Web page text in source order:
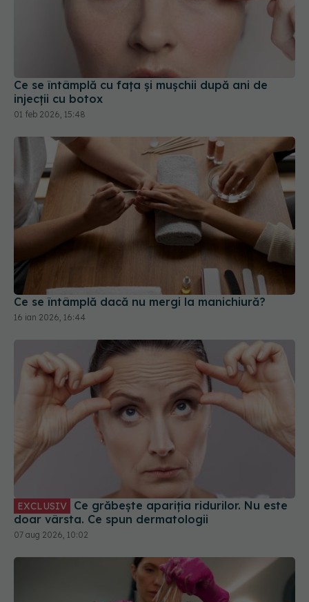
Ce se întâmplă cu fața și mușchii după ani de
Ce se întâmplă dacă nu mergi la manichiură?
16 ian 2026, 16:44
EXCLUSIV
doar vârsta. Ce spun dermatologii
07 aug 2026, 10:02